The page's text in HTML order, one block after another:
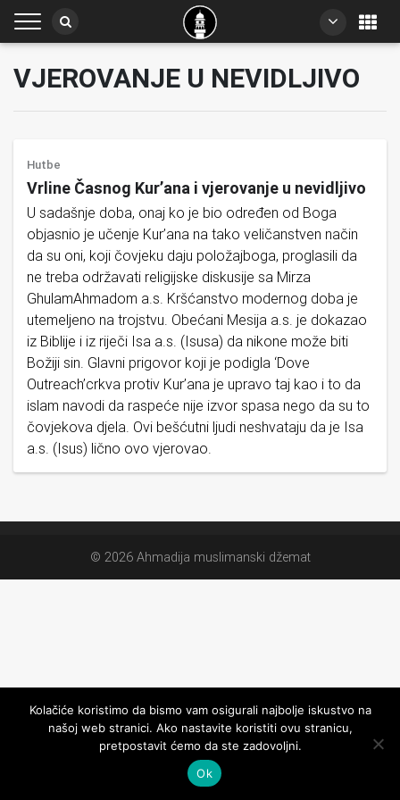
VJEROVANJE U NEVIDLJIVO
Hutbe
Vrline Časnog Kur’ana i vjerovanje u nevidljivo
U sadašnje doba, onaj ko je bio određen od Boga
objasnio je učenje Kur’ana na tako veličanstven način
da su oni, koji čovjeku daju položajboga, proglasili da
ne treba održavati religijske diskusije sa Mirza
GhulamAhmadom a.s. Kršćanstvo modernog doba je
utemeljeno na trojstvu. Obećani Mesija a.s. je dokazao
iz Biblije i iz riječi Isa a.s. (Isusa) da nikone može biti
Božiji sin. Glavni prigovor koji je podigla ‘Dove
Outreach’crkva protiv Kur’ana je upravo taj kao i to da
islam navodi da raspeće nije izvor spasa nego da su to
čovjekova djela. Ovi bešćutni ljudi neshvataju da je Isa
a.s. (Isus) lično ovo vjerovao.
© 2026 Ahmadija muslimanski džemat
Kolačiće koristimo da bismo vam osigurali najbolje iskustvo na
našoj web stranici. Ako nastavite koristiti ovu stranicu,
pretpostavit ćemo da ste zadovoljni.
Ok